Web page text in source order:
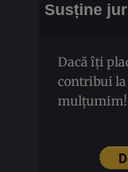
Susține
Dacă îți
contribui
mulțumim!